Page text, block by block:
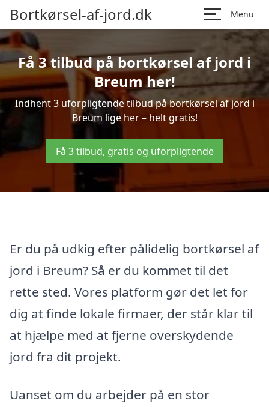
Bortkørsel-af-jord.dk Menu
Få 3 tilbud på bortkørsel af jord i
Breum her!
Indhent 3 uforpligtende tilbud på bortkørsel af jord i
Breum lige her – helt gratis!
Få 3 tilbud, gratis og uforpligtende
Er du på udkig efter pålidelig bortkørsel af
jord i Breum? Så er du kommet til det
rette sted. Vores platform gør det let for
dig at finde lokale firmaer, der står klar til
at hjælpe med at fjerne overskydende
jord fra dit projekt.
Uanset om du arbejder på en stor